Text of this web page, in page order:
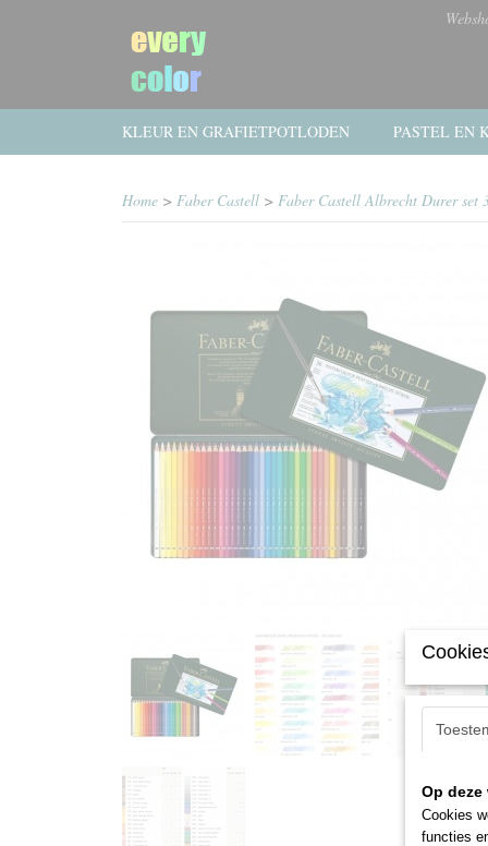
KLEUR EN GRAFIETPOTLODEN PASTEL EN
Home > Faber Castell > Faber Castell Albrecht Durer set
Op
Cookies
functies